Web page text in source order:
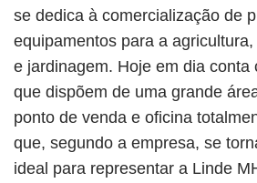
se dedica à comercialização de
equipamentos para a
e jardinagem. Hoje em dia conta
que dispõem de uma grande
ponto de venda e oficina
que, segundo a empresa, se
ideal para representar a Linde